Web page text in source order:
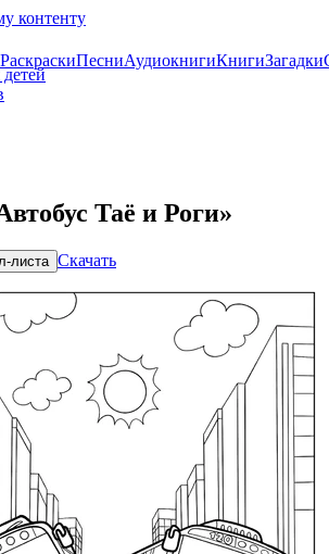
контенту
РаскраскиПесниАудиокнигиКнигиЗагадки
детей
Таё и Роги»
листа Скачать